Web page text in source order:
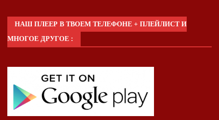
НАШ ПЛЕЕР В ТВОЕМ ТЕЛЕФОНЕ + ПЛЕЙЛИСТ И
МНОГОЕ ДРУГОЕ :